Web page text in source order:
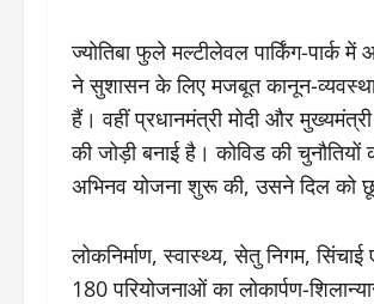
ज्योतिबा फुले मल्टीलेवल पार्किंग-पार्क
ने सुशासन के लिए मजबूत कानून-
हैं। वहीं प्रधानमंत्री मोदी और मुख्यमंत्री
की जोड़ी बनाई है। कोविड की
अभिनव योजना शुरू की, उसने दिल को छू
लोकनिर्माण, स्वास्थ्य, सेतु निगम,
180 परियोजनाओं का लोकार्पण-